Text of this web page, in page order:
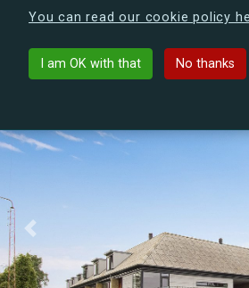
You can read our cookie policy
I am OK with that No thanks
List buildings Tårnby
Previous